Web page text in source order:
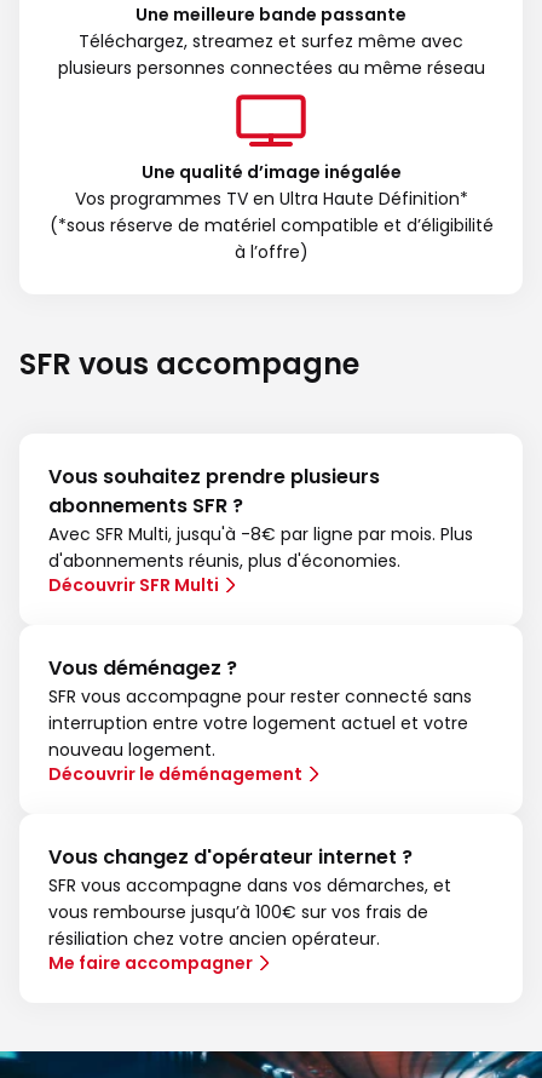
Une meilleure bande passante
Téléchargez, streamez et surfez même avec
plusieurs personnes connectées au même réseau
Une qualité d’image inégalée
Vos programmes TV en Ultra Haute Définition*
(*sous réserve de matériel compatible et d’éligibilité
à l’offre)
SFR vous accompagne
Vous souhaitez prendre plusieurs
abonnements SFR ?
Avec SFR Multi, jusqu'à -8€ par ligne par mois. Plus
d'abonnements réunis, plus d'économies.
Découvrir SFR Multi
Vous déménagez ?
SFR vous accompagne pour rester connecté sans
interruption entre votre logement actuel et votre
nouveau logement.
Découvrir le déménagement
Vous changez d'opérateur internet ?
SFR vous accompagne dans vos démarches, et
vous rembourse jusqu’à 100€ sur vos frais de
résiliation chez votre ancien opérateur.
Me faire accompagner